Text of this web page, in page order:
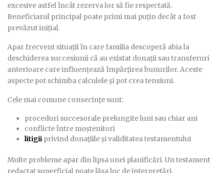
excesive astfel încât rezerva lor să fie respectată.
Beneficiarul principal poate primi mai puțin decât a fost
prevăzut inițial.
Apar frecvent situații în care familia descoperă abia la
deschiderea succesiunii că au existat donații sau transferuri
anterioare care influențează împărțirea bunurilor. Aceste
aspecte pot schimba calculele și pot crea tensiuni.
Cele mai comune consecințe sunt:
proceduri succesorale prelungite luni sau chiar ani
conflicte între moștenitori
litigii privind donațiile și validitatea testamentului
Multe probleme apar din lipsa unei planificări. Un testament
redactat superficial poate lăsa loc de interpretări.